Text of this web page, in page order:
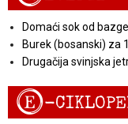
Domaći sok od bazge
Burek (bosanski) za
Drugačija svinjska
E-